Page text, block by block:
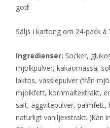
god!
Säljs i kartong om 24-pack á
Ingredienser: Socker,
mjölkpulver, kakaomassa,
laktos, vasslepulver (från
mjölkfett, kornmaltextrakt,
salt, äggvitepulver,
naturligt vaniljexstrakt. (Kan